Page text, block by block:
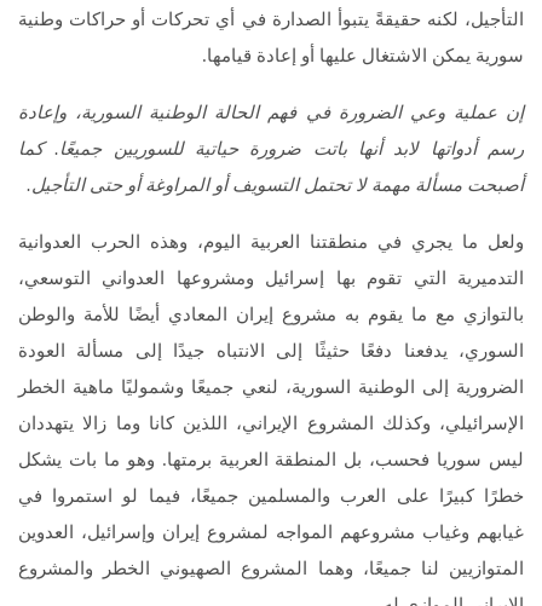
التأجيل، لكنه حقيقةً يتبوأ الصدارة في أي تحركات أو حراكات وطنية
سورية يمكن الاشتغال عليها أو إعادة قيامها.
إن عملية وعي الضرورة في فهم الحالة الوطنية السورية، وإعادة
رسم أدواتها لابد أنها باتت ضرورة حياتية للسوريين جميعًا. كما
أصبحت مسألة مهمة لا تحتمل التسويف أو المراوغة أو حتى التأجيل.
ولعل ما يجري في منطقتنا العربية اليوم، وهذه الحرب العدوانية
التدميرية التي تقوم بها إسرائيل ومشروعها العدواني التوسعي،
بالتوازي مع ما يقوم به مشروع إيران المعادي أيضًا للأمة والوطن
السوري، يدفعنا دفعًا حثيثًا إلى الانتباه جيدًا إلى مسألة العودة
الضرورية إلى الوطنية السورية، لنعي جميعًا وشموليًا ماهية الخطر
الإسرائيلي، وكذلك المشروع الإيراني، اللذين كانا وما زالا يتهددان
ليس سوريا فحسب، بل المنطقة العربية برمتها. وهو ما بات يشكل
خطرًا كبيرًا على العرب والمسلمين جميعًا، فيما لو استمروا في
غيابهم وغياب مشروعهم المواجه لمشروع إيران وإسرائيل، العدوين
المتوازيين لنا جميعًا، وهما المشروع الصهيوني الخطر والمشروع